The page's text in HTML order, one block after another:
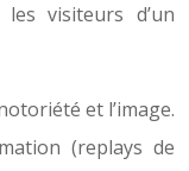
visiteurs d’un
et l’image.
(replays de